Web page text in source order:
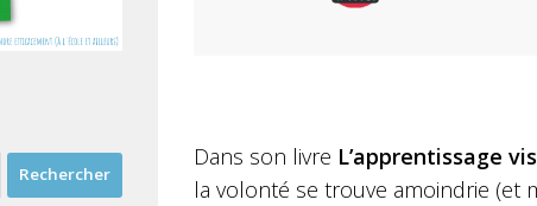
Dans son livre L’apprentissage
la volonté se trouve amoindrie (et